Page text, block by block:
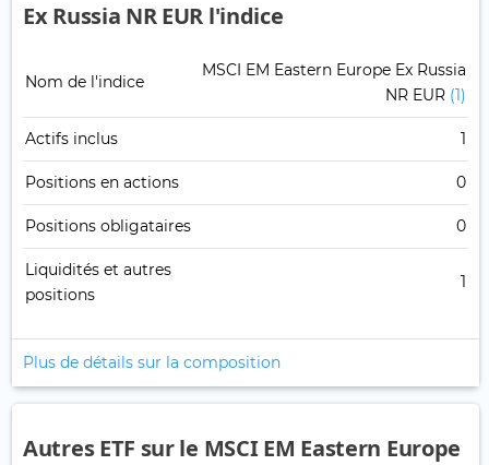
Ex Russia NR EUR l'indice
Nom de l'indice
MSCI EM Eastern Europe Ex Russia
NR EUR (1)
Actifs inclus 1
Positions en actions 0
Positions obligataires 0
Liquidités et autres
positions
1
Plus de détails sur la composition
Autres ETF sur le MSCI EM Eastern Europe